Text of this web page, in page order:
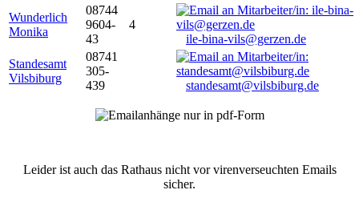
Wunderlich
Monika
08744
9604-
43
4
ile-bina-vils@gerzen.de
Standesamt
Vilsbiburg
08741
305-
439
standesamt@vilsbiburg.de
Leider ist auch das Rathaus nicht vor virenverseuchten Emails
sicher.